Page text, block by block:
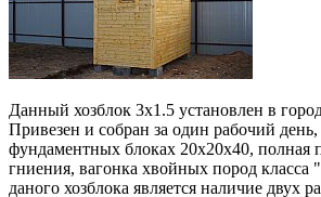
Данный хозблок 3х1.5 установлен в
Привезен и собран за один рабочий день,
фундаментных блоках 20х20х40, полная
гниения, вагонка хвойных пород
даного хозблока является наличие двух